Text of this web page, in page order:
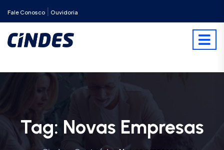
Fale Conosco Ouvidoria
Tag: Novas Empresas